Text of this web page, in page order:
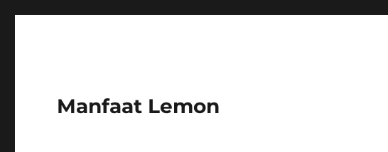
Manfaat Lemon